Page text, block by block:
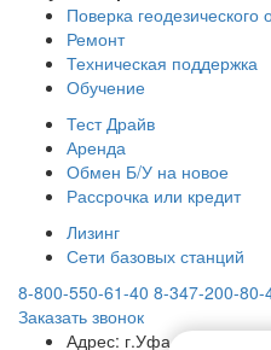
Поверка геодезического
Ремонт
Техническая поддержка
Обучение
Тест Драйв
Аренда
Обмен Б/У на новое
Рассрочка или кредит
Лизинг
Сети базовых станций
8-800-550-61-40 8-347-200-80-
Заказать звонок
Адрес: г.Уфа, ул.